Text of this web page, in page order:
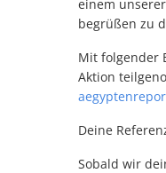
einem
begrüßen zu
Mit folgender
Aktion
Deine
Sobald wir